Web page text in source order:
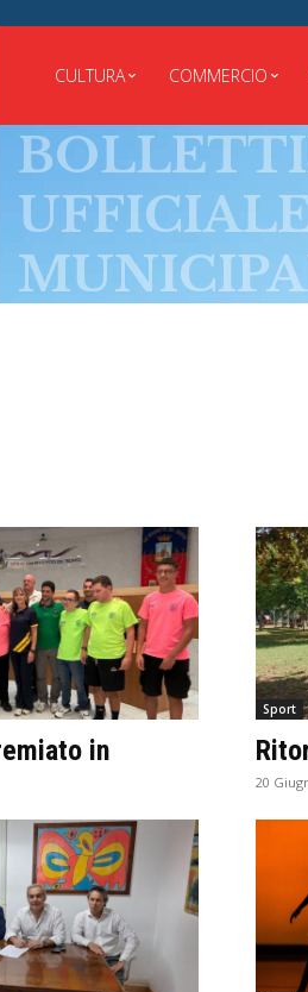
CULTURA COMMERCIO
in
Sport
20